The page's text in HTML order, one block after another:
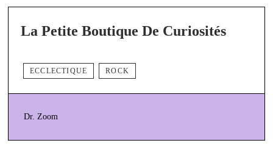
La Petite Boutique De Curiosités
ECCLECTIQUE ROCK
Dr. Zoom